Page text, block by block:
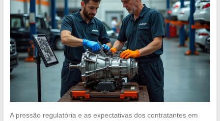
A pressão regulatória e as expectativas dos contratantes em